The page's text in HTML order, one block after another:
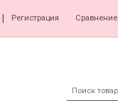
Регистрация Сравнение